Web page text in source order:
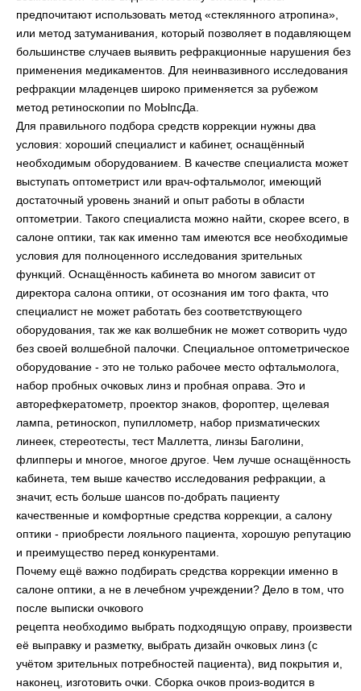
предпочитают использовать метод «стеклянного атропина»,
или метод затуманивания, который позволяет в подавляющем
большинстве случаев выявить рефракционные нарушения без
применения медикаментов. Для неинвазивного исследования
рефракции младенцев широко применяется за рубежом
метод ретиноскопии по МоЫпсДа.
Для правильного подбора средств коррекции нужны два
условия: хороший специалист и кабинет, оснащённый
необходимым оборудованием. В качестве специалиста может
выступать оптометрист или врач-офтальмолог, имеющий
достаточный уровень знаний и опыт работы в области
оптометрии. Такого специалиста можно найти, скорее всего, в
салоне оптики, так как именно там имеются все необходимые
условия для полноценного исследования зрительных
функций. Оснащённость кабинета во многом зависит от
директора салона оптики, от осознания им того факта, что
специалист не может работать без соответствующего
оборудования, так же как волшебник не может сотворить чудо
без своей волшебной палочки. Специальное оптометрическое
оборудование - это не только рабочее место офтальмолога,
набор пробных очковых линз и пробная оправа. Это и
авторефкератометр, проектор знаков, фороптер, щелевая
лампа, ретиноскоп, пупиллометр, набор призматических
линеек, стереотесты, тест Маллетта, линзы Баголини,
флипперы и многое, многое другое. Чем лучше оснащённость
кабинета, тем выше качество исследования рефракции, а
значит, есть больше шансов по-добрать пациенту
качественные и комфортные средства коррекции, а салону
оптики - приобрести лояльного пациента, хорошую репутацию
и преимущество перед конкурентами.
Почему ещё важно подбирать средства коррекции именно в
салоне оптики, а не в лечебном учреждении? Дело в том, что
после выписки очкового
рецепта необходимо выбрать подходящую оправу, произвести
её выправку и разметку, выбрать дизайн очковых линз (с
учётом зрительных потребностей пациента), вид покрытия и,
наконец, изготовить очки. Сборка очков произ-водится в